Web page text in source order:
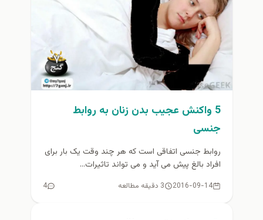
5 واکنش عجیب بدن زنان به روابط
جنسی
روابط جنسی اتفاقی است که هر چند وقت یک بار برای
افراد بالغ پیش می آید و می تواند تاثیرات...
2016-09-14 3 دقیقه مطالعه 4